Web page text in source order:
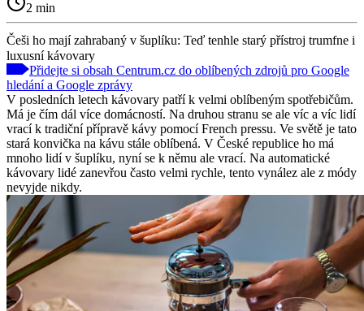
2 min
Češi ho mají zahrabaný v šuplíku: Teď tenhle starý přístroj trumfne i
luxusní kávovary
Přidejte si obsah Centrum.cz do oblíbených zdrojů pro Google
hledání a Google zprávy
V posledních letech kávovary patří k velmi oblíbeným spotřebičům.
Má je čím dál více domácností. Na druhou stranu se ale víc a víc lidí
vrací k tradiční přípravě kávy pomocí French pressu. Ve světě je tato
stará konvička na kávu stále oblíbená. V České republice ho má
mnoho lidí v šuplíku, nyní se k němu ale vrací. Na automatické
kávovary lidé zanevřou často velmi rychle, tento vynález ale z módy
nevyjde nikdy.